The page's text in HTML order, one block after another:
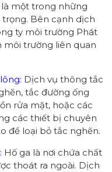
là một trong những
Bên cạnh dịch
ty môi trường Phát
môi trường liên quan
Dịch vụ thông tắc
tắc đường ống
rửa mặt, hoặc các
các thiết bị chuyên
để loại bỏ tắc nghẽn.
Hố ga là nơi chứa chất
thoát ra ngoài. Dịch